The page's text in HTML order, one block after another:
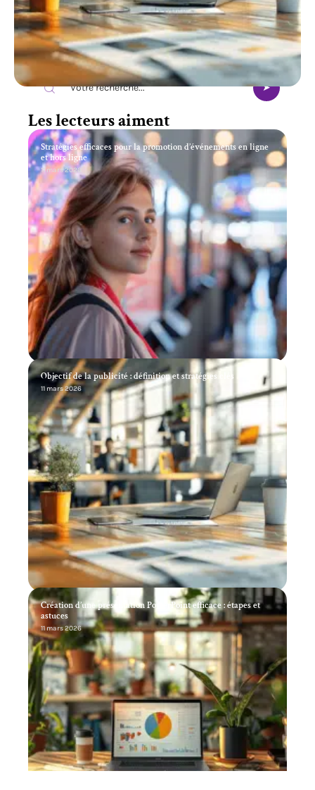
Recherche
Les lecteurs aiment
Stratégies efficaces pour la promotion d’événements en ligne
et hors ligne
11 mars 2026
Objectif de la publicité : définition et stratégies clés
11 mars 2026
Création d’une présentation PowerPoint efficace : étapes et
astuces
11 mars 2026